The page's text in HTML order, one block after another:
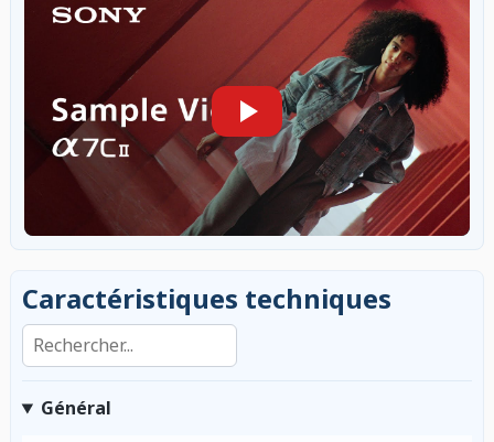
Caractéristiques techniques
Rechercher dans les caractéristiques
Général